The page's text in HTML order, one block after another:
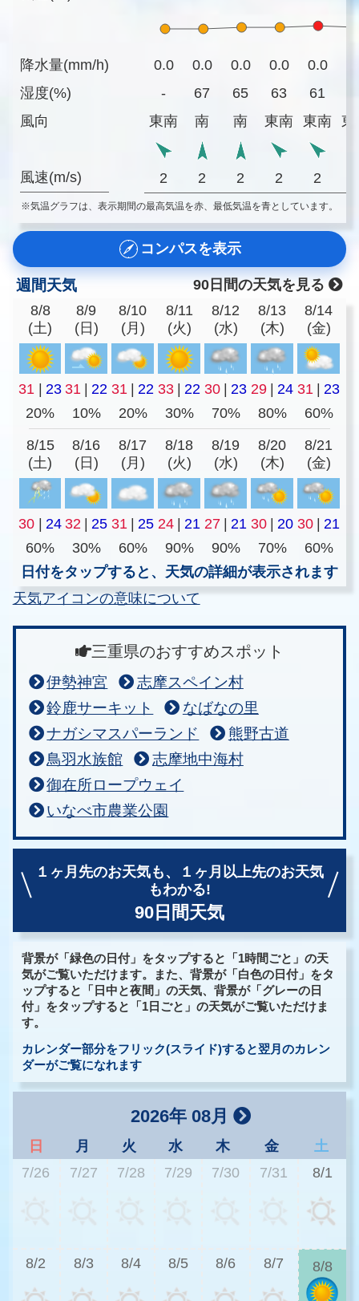
降水量(mm/h)
湿度(%)
風向
風速(m/s)
0.0 0.0 0.0 0.0 0.0
-
67 65 63 61
東南
南 南 東南 東南 東
2 2 2 2 2
※気温グラフは、表示期間の最高気温を赤、最低気温を青としています。
コンパスを表示
週間天気
90日間の天気を見る
8/8
(土)
8/9
(日)
8/10
(月)
8/11
(火)
8/12
(水)
8/13
(木)
8/14
(金)
31 | 23 31 | 22 31 | 22 33 | 22 30 | 23 29 | 24 31 | 23
20%
10% 20% 30% 70% 80% 60%
8/15
(土)
8/16
(日)
8/17
(月)
8/18
(火)
8/19
(水)
8/20
(木)
8/21
(金)
30 | 24 32 | 25 31 | 25 24 | 21 27 | 21 30 | 20 30 | 21
60%
30% 60% 90% 90% 70%
60%
日付をタップすると、天気の詳細が表示されます
天気アイコンの意味について
三重県のおすすめスポット
伊勢神宮
志摩スペイン村
鈴鹿サーキット
なばなの里
ナガシマスパーランド
熊野古道
鳥羽水族館
志摩地中海村
御在所ロープウェイ
いなべ市農業公園
１ヶ月先のお天気も、
１ヶ月以上先のお天気
もわかる!
90日間天気
背景が「緑色の日付」をタップすると「1時間ごと」の天
気がご覧いただけます。また、背景が「白色の日付」をタ
ップすると「日中と夜間」の天気、背景が「グレーの日
付」をタップすると「1日ごと」の天気がご覧いただけま
す。
カレンダー部分をフリック(スライド)すると翌月のカレン
ダーがご覧になれます
2026年 08月
日 月 火 水 木 金
土
7/26
7/27 7/28 7/29 7/30 7/31 8/1
8/2 8/3 8/4 8/5 8/6 8/7 8/8